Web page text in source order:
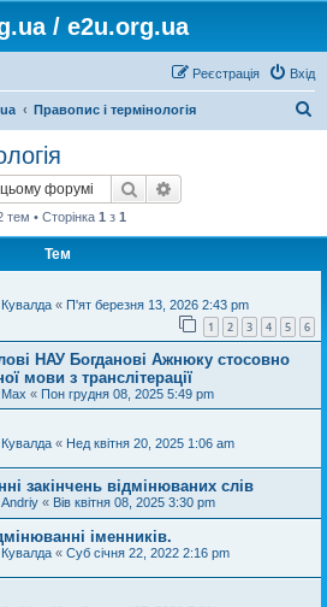
/ e2u.org.ua
Вхід
Реєстрація
Правопис і термінологія
Пошук
тем • Сторінка 1 з 1
Тем
Кувалда « П'ят березня 13, 2026 2:43 pm
1 2 3 4 5 6
НАУ Богданові Ажнюку стосовно
мови з транслітерації
Max « Пон грудня 08, 2025 5:49 pm
Кувалда « Нед квітня 20, 2025 1:06 am
закінчень відмінюваних слів
Andriy « Вів квітня 08, 2025 3:30 pm
іменників.
Кувалда « Суб січня 22, 2022 2:16 pm